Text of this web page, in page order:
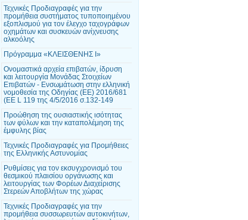
Τεχνικές Προδιαγραφές για την
προμήθεια συστήματος τυποποιημένου
εξοπλισμού για τον έλεγχο ταχογράφων
οχημάτων και συσκευών ανίχνευσης
αλκοόλης
Πρόγραμμα «ΚΛΕΙΣΘΕΝΗΣ Ι»
Ονομαστικά αρχεία επιβατών, ίδρυση
και λειτουργία Μονάδας Στοιχείων
Επιβατών - Ενσωμάτωση στην ελληνική
νομοθεσία της Οδηγίας (EE) 2016/681
(EE L 119 της 4/5/2016 σ.132-149
Προώθηση της ουσιαστικής ισότητας
των φύλων και την καταπολέμηση της
έμφυλης βίας
Τεχνικές Προδιαγραφές για Προμήθειες
της Ελληνικής Αστυνομίας
Ρυθμίσεις για τον εκσυγχρονισμό του
θεσμικού πλαισίου οργάνωσης και
λειτουργίας των Φορέων Διαχείρισης
Στερεών Αποβλήτων της χώρας
Τεχνικές Προδιαγραφές για την
προμήθεια συσσωρευτών αυτοκινήτων,